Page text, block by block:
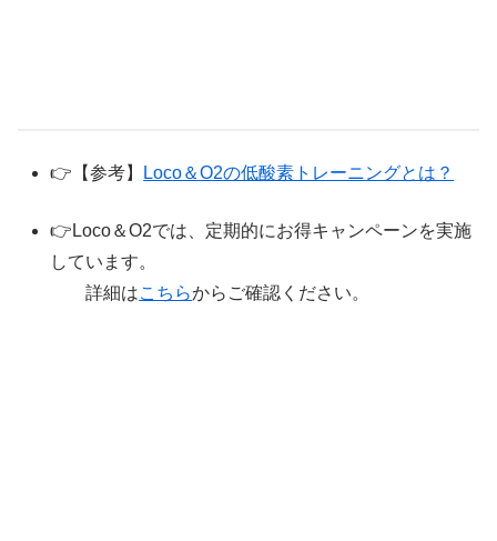
👉【参考】 Loco＆O2の低酸素トレーニングとは？
👉Loco＆O2では、定期的にお得キャンペーンを実施
しています。
詳細はこちらからご確認ください。